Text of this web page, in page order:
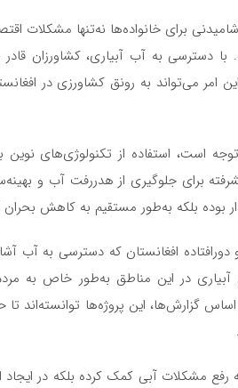
برای خانواده‌ها نه‌تنها مشکلات
دسترسی به آب آبیاری، کشاورزان
امر می‌تواند به رونق کشاورزی در
است، استفاده از تکنولوژی‌های
برای جلوگیری از هدررفت آب و
بوده بلکه به‌طور مستقیم به کاهش
دورافتاده افغانستان که دسترسی به آب
آبیاری در این مناطق به‌طور خاص به
گزارش‌ها، این پروژه‌ها توانسته‌اند تا
به رفع مشکلات آبی کمک کرده بلکه در